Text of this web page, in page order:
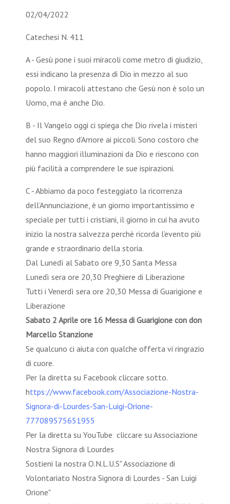
02/04/2022
Catechesi N. 411
A - Gesù pone i suoi miracoli come metro di giudizio,
essi indicano la presenza di Dio in mezzo al suo
popolo. I miracoli attestano che Gesù non è solo un
Uomo, ma è anche Dio.
B - Il Vangelo oggi ci spiega che Dio rivela i misteri
del suo Regno d’Amore ai piccoli. Sono costoro che
hanno maggiori illuminazioni da Dio e riescono con
più facilità a comprendere le sue ispirazioni.
C - Abbiamo da poco festeggiato la ricorrenza
dell’Annunciazione, è un giorno importantissimo e
speciale per tutti i cristiani, il giorno in cui ha avuto
inizio la nostra salvezza perchè ricorda l’evento più
grande e straordinario della storia.
Dal Lunedì al Sabato ore 9,30 Santa Messa
Lunedì sera ore 20,30 Preghiere di Liberazione
Tutti i Venerdì sera ore 20,30 Messa di Guarigione e
Liberazione
Sabato 2 Aprile ore 16 Messa di Guarigione con don
Marcello Stanzione
Se qualcuno ci aiuta con qualche offerta vi ringrazio
di cuore.
Per la diretta su Facebook cliccare sotto.
https://www.facebook.com/Associazione-Nostra-
Signora-di-Lourdes-San-Luigi-Orione-
777089575651955
Per la diretta su YouTube cliccare su Associazione
Nostra Signora di Lourdes
Sostieni la nostra O.N.L.U.S" Associazione di
Volontariato Nostra Signora di Lourdes - San Luigi
Orione"